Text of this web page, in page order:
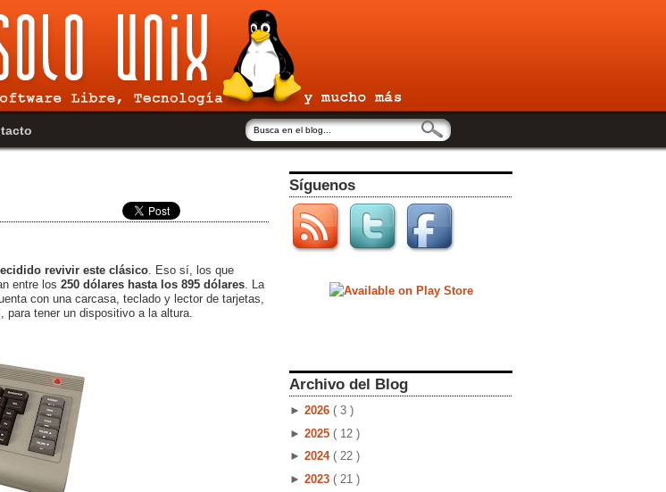
revivir este clásico . Eso sí, los que
entre los 250 dólares hasta los 895 dólares . La
con una carcasa, teclado y lector de tarjetas,
tener un dispositivo a la altura.
Síguenos
Archivo del Blog
► 2026 ( 3 )
► 2025 ( 12 )
► 2024 ( 22 )
► 2023 ( 21 )